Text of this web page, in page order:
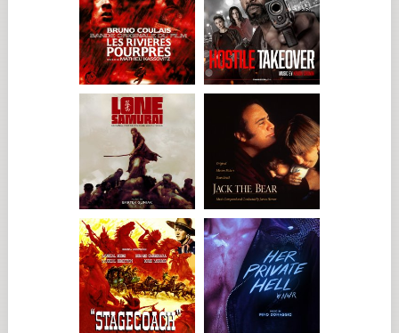
anarquía en su personalidad. Seguro que las guerrillas surgen
de eso; la idea de que una de las personas más eruditas que
vas a conocer en la vida sea también el líder de una milicia en
plena selva».
«No es humano. Es bíblico». El descubrimiento final, el
personaje del que hemos estado oyendo hablar
constantemente, es el que vamos a conocer ahora: el tío
Nubar. Homenaje en nombre y aspecto a Nubar Gulbenkian, el
beligerante y barbudo hijo de Calouste, con quien batalló hasta
el final por el control de la fortuna de la familia, cobra vida en
pantalla con un aire amenazante de la mano de Benedict
Cumberbatch.
«Tuvimos la inmensa fortuna de que Benedict pudiera
participar. Es uno de esos personajes de los que los
protagonistas de la historia no dejan de hablar, pero que no
entra en escena hasta muy avanzada la trama», explica
Anderson. Como su inspiración de la vida real, Nubar
personifica el rencor y la oscuridad que pueden enraizar
cuando se mezclan negocios y familia o, más concretamente,
cuando no se mezclan. Anderson nos sigue ofreciendo
detalles: «A todos nos resultan familiares las historias de esta
clase de hombres que no prestan atención ninguna a sus hijos,